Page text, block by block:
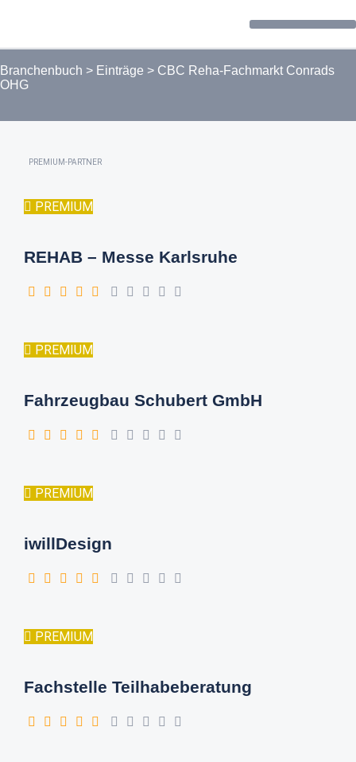
Branchenbuch > Einträge > CBC Reha-Fachmarkt Conrads
OHG
PREMIUM-PARTNER
PREMIUM
REHAB – Messe Karlsruhe
PREMIUM
Fahrzeugbau Schubert GmbH
PREMIUM
iwillDesign
PREMIUM
Fachstelle Teilhabeberatung